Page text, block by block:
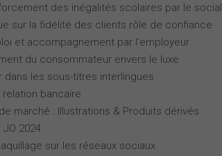
des inégalités scolaires par le social
sur la fidélité des clients rôle de confiance
et accompagnement par l'employeur
du consommateur envers le luxe
dans les sous-titres interlingues
relation bancaire
marché : Illustrations & Produits dérivés
2024
sur les réseaux sociaux